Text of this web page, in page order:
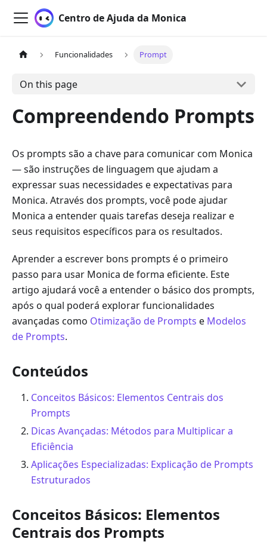
Centro de Ajuda da Monica
Funcionalidades Prompt
On this page
Compreendendo Prompts
Os prompts são a chave para comunicar com Monica
— são instruções de linguagem que ajudam a
expressar suas necessidades e expectativas para
Monica. Através dos prompts, você pode ajudar
Monica a entender quais tarefas deseja realizar e
seus requisitos específicos para os resultados.
Aprender a escrever bons prompts é o primeiro
passo para usar Monica de forma eficiente. Este
artigo ajudará você a entender o básico dos prompts,
após o qual poderá explorar funcionalidades
avançadas como Otimização de Prompts e Modelos
de Prompts.
Conteúdos
Conceitos Básicos: Elementos Centrais dos
Prompts
Dicas Avançadas: Métodos para Multiplicar a
Eficiência
Aplicações Especializadas: Explicação de Prompts
Estruturados
Conceitos Básicos: Elementos
Centrais dos Prompts